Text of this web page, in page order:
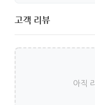
고객 리뷰
아직